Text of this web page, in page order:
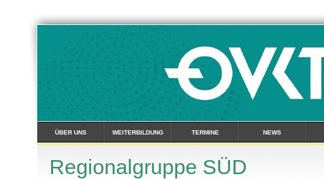
ÜBER UNS WEITERBILDUNG TERMINE NEWS
Regionalgruppe SÜD